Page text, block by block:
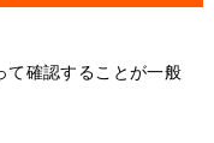
て確認することが一般